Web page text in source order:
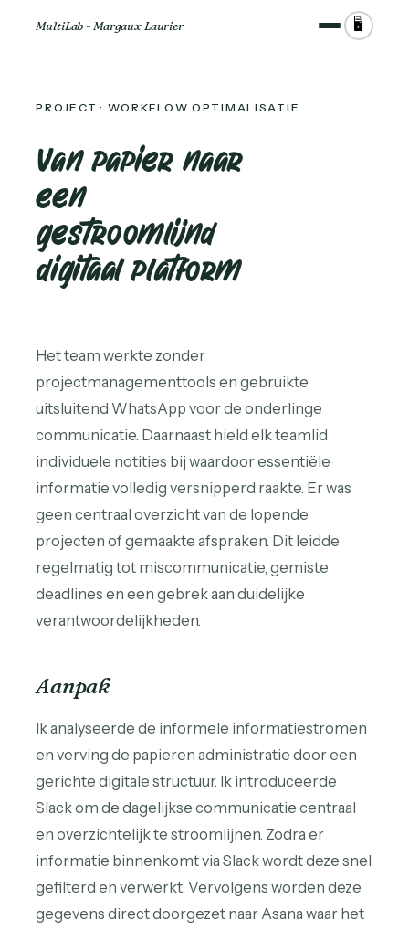
MultiLab - Margaux Laurier 🖥️
PROJECT · WORKFLOW OPTIMALISATIE
Van papier naar
een
gestroomlijnd
digitaal platform
Het team werkte zonder
projectmanagementtools en gebruikte
uitsluitend WhatsApp voor de onderlinge
communicatie. Daarnaast hield elk teamlid
individuele notities bij waardoor essentiële
informatie volledig versnipperd raakte. Er was
geen centraal overzicht van de lopende
projecten of gemaakte afspraken. Dit leidde
regelmatig tot miscommunicatie, gemiste
deadlines en een gebrek aan duidelijke
verantwoordelijkheden.
Aanpak
Ik analyseerde de informele informatiestromen
en verving de papieren administratie door een
gerichte digitale structuur. Ik introduceerde
Slack om de dagelijkse communicatie centraal
en overzichtelijk te stroomlijnen. Zodra er
informatie binnenkomt via Slack wordt deze snel
gefilterd en verwerkt. Vervolgens worden deze
gegevens direct doorgezet naar Asana waar het